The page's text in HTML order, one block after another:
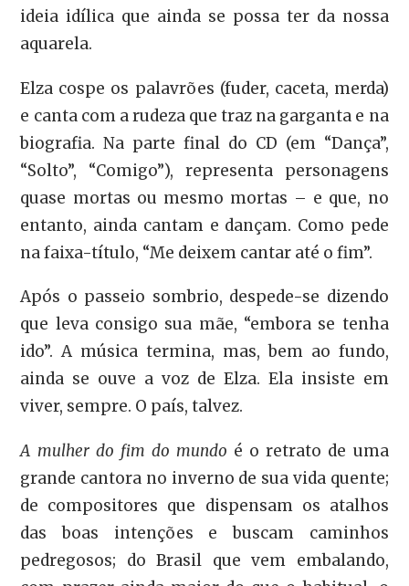
ideia idílica que ainda se possa ter da nossa
aquarela.
Elza cospe os palavrões (fuder, caceta, merda)
e canta com a rudeza que traz na garganta e na
biografia. Na parte final do CD (em “Dança”,
“Solto”, “Comigo”), representa personagens
quase mortas ou mesmo mortas – e que, no
entanto, ainda cantam e dançam. Como pede
na faixa-título, “Me deixem cantar até o fim”.
Após o passeio sombrio, despede-se dizendo
que leva consigo sua mãe, “embora se tenha
ido”. A música termina, mas, bem ao fundo,
ainda se ouve a voz de Elza. Ela insiste em
viver, sempre. O país, talvez.
A mulher do fim do mundo é o retrato de uma
grande cantora no inverno de sua vida quente;
de compositores que dispensam os atalhos
das boas intenções e buscam caminhos
pedregosos; do Brasil que vem embalando,